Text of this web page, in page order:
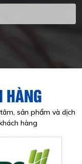
HÀNG
sản phẩm và dịch
hàng